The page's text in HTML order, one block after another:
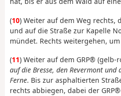
(10) Weiter auf dem Weg rechts,
und auf die Straße zur Kapelle
mündet. Rechts weitergehen,
(11) Weiter auf dem GRP®
auf die Bresse, den Revermont
Ferne. Bis zur asphaltierten
rechts abbiegen, dabei der